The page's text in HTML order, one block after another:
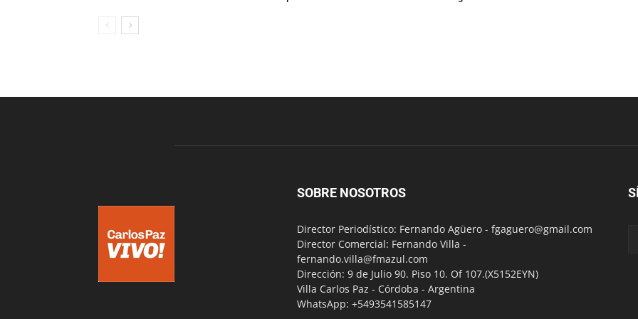
SOBRE NOSOTROS
Director Periodístico: Fernando Agüero - fgaguero@gmail.com
Director Comercial: Fernando Villa -
fernando.villa@fmazul.com
Dirección: 9 de Julio 90. Piso 10. Of 107.(X5152EYN)
Villa Carlos Paz - Córdoba - Argentina
WhatsApp: +5493541585147